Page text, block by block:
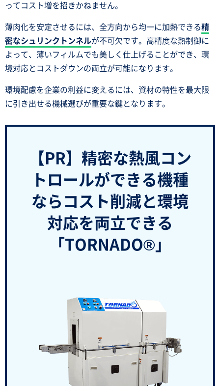
ってコスト増を招きかねません。
薄肉化を安定させるには、全方向から均一に加熱できる精
密なシュリンクトンネルが不可欠です。高精度な熱制御に
よって、薄いフィルムでも美しく仕上げることができ、環
境対応とコストダウンの両立が可能になります。
環境配慮を企業の利益に変えるには、資材の特性を最大限
に引き出せる機械選びが重要な鍵となります。
【PR】精密な熱風コン
トロールができる機種
ならコスト削減と環境
対応を両立できる
「TORNADO®」